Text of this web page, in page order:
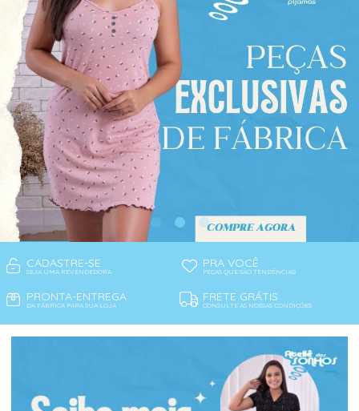
CADASTRE-SE
SEJA UMA REVENDEDORA
PRA VOCÊ
PEÇAS QUE SÃO TENDÊNCIAS!
PRONTA-ENTREGA
DA FÁBRICA PARA SUA LOJA
FRETE GRÁTIS
CONSULTE AS NOSSAS CONDIÇÕES